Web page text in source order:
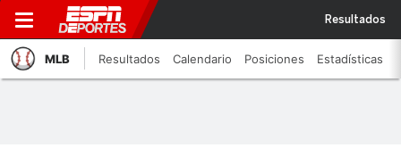
Resultados
MLB Resultados Calendario Posiciones Estadísticas